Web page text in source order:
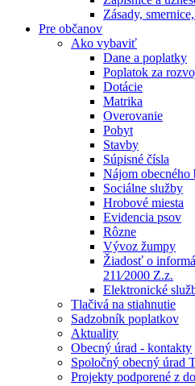
Zásady,
Pre občanov
Ako vybaviť
Dane a poplatky
Poplatok za
Dotácie
Matrika
Overovanie
Pobyt
Stavby
Súpisné čísla
Nájom obecného
Sociálne služby
Hrobové miesta
Evidencia psov
Rôzne
Vývoz žumpy
Žiadosť o
211⁄2000 Z.z.
Elektronické
Tlačivá na stiahnutie
Sadzobník poplatkov
Aktuality
Obecný úrad - kontakty
Spoločný obecný úrad
Projekty podporené z